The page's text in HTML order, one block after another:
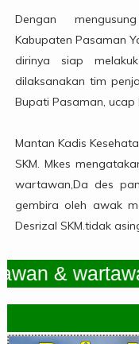
Dengan
Kabupaten Pasaman
dirinya siap
dilaksanakan tim
Bupati Pasaman, ucap
Mantan Kadis
SKM. Mkes
wartawan,Da des
gembira oleh awak
Desrizal SKM.tidak
& wartawati,